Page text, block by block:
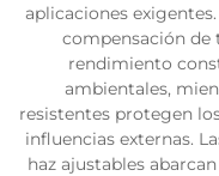
aplicaciones
compensación de
rendimiento
ambientales,
resistentes protegen
influencias externas.
haz ajustables